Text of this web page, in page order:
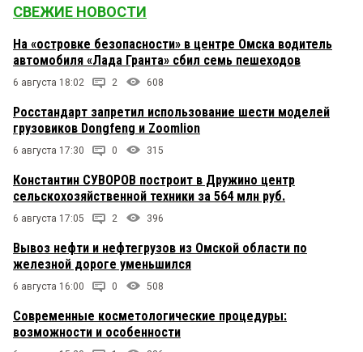
СВЕЖИЕ НОВОСТИ
На «островке безопасности» в центре Омска водитель
автомобиля «Лада Гранта» сбил семь пешеходов
6 августа 18:02 2 608
Росстандарт запретил использование шести моделей
грузовиков Dongfeng и Zoomlion
6 августа 17:30 0 315
Константин СУВОРОВ построит в Дружино центр
сельскохозяйственной техники за 564 млн руб.
6 августа 17:05 2 396
Вывоз нефти и нефтегрузов из Омской области по
железной дороге уменьшился
6 августа 16:00 0 508
Современные косметологические процедуры:
возможности и особенности